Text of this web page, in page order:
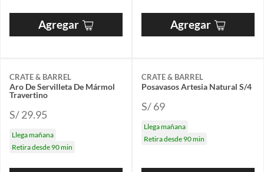
Agregar Agregar
CRATE & BARREL
Aro De Servilleta De Mármol
Travertino
S/ 29.95
Llega mañana
Retira desde 90 min
CRATE & BARREL
Posavasos Artesia Natural S/4
S/ 69
Llega mañana
Retira desde 90 min